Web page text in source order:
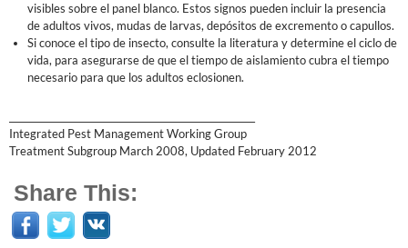
visibles sobre el panel blanco. Estos signos pueden incluir la presencia
de adultos vivos, mudas de larvas, depósitos de excremento o capullos.
Si conoce el tipo de insecto, consulte la literatura y determine el ciclo de
vida, para asegurarse de que el tiempo de aislamiento cubra el tiempo
necesario para que los adultos eclosionen.
Integrated Pest Management Working Group
Treatment Subgroup March 2008, Updated February 2012
Share This: